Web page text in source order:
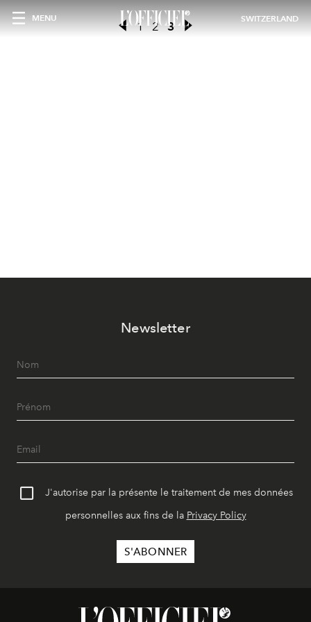
MENU SWITZERLAND
1 2 3
Newsletter
J'autorise par la présente le traitement de mes données
personnelles aux fins de la Privacy Policy